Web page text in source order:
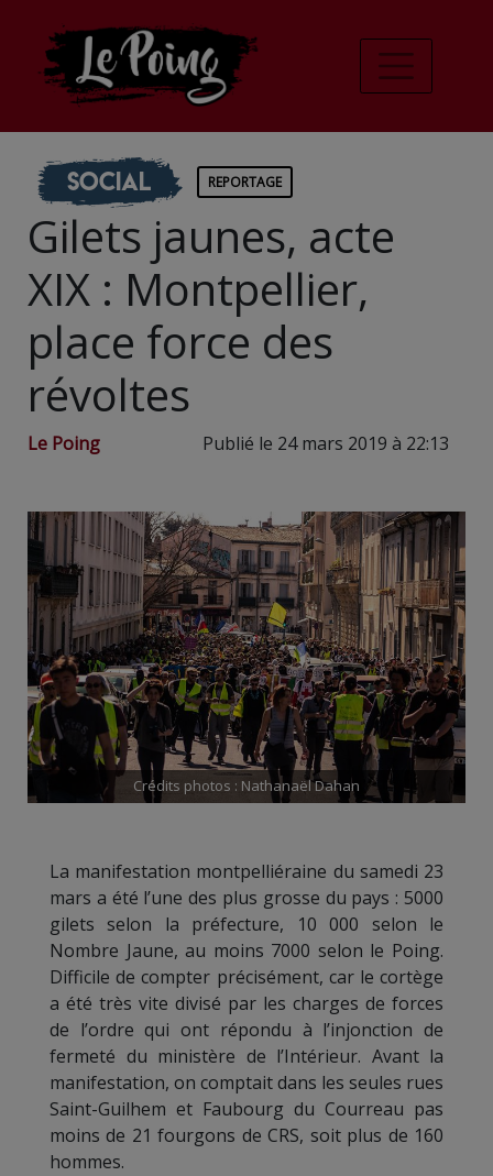
Social REPORTAGE
Gilets jaunes, acte
XIX : Montpellier,
place force des
révoltes
Le Poing Publié le 24 mars 2019 à 22:13
Crédits photos : Nathanaël Dahan
La manifestation montpelliéraine du samedi 23
mars a été l’une des plus grosse du pays : 5000
gilets selon la préfecture, 10 000 selon le
Nombre Jaune, au moins 7000 selon le Poing.
Difficile de compter précisément, car le cortège
a été très vite divisé par les charges de forces
de l’ordre qui ont répondu à l’injonction de
fermeté du ministère de l’Intérieur. Avant la
manifestation, on comptait dans les seules rues
Saint-Guilhem et Faubourg du Courreau pas
moins de 21 fourgons de CRS, soit plus de 160
hommes.